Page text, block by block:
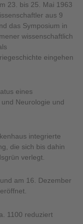
23. bis 25. Mai 1963
aus 9
das Symposium in
wissenschaftlich
eingehen
eines
Neurologie und
integrierte
die sich bis dahin
verlegt.
am 16. Dezember
1100 reduziert